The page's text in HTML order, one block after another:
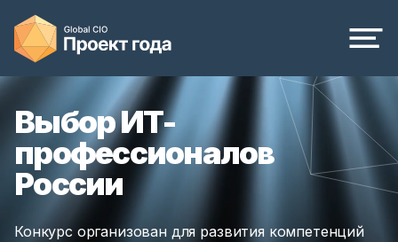
Выбор ИТ-
профессионалов
России
Конкурс организован для развития компетенций